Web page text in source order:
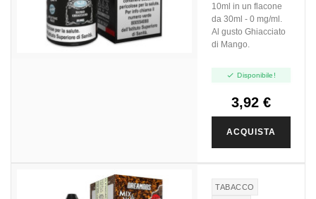
10ml in un flacone
da 30ml - 0 mg/ml.
Al gusto Ghiacciato
di Mango.
 Disponibile!
3,92 €
ACQUISTA
TABACCO